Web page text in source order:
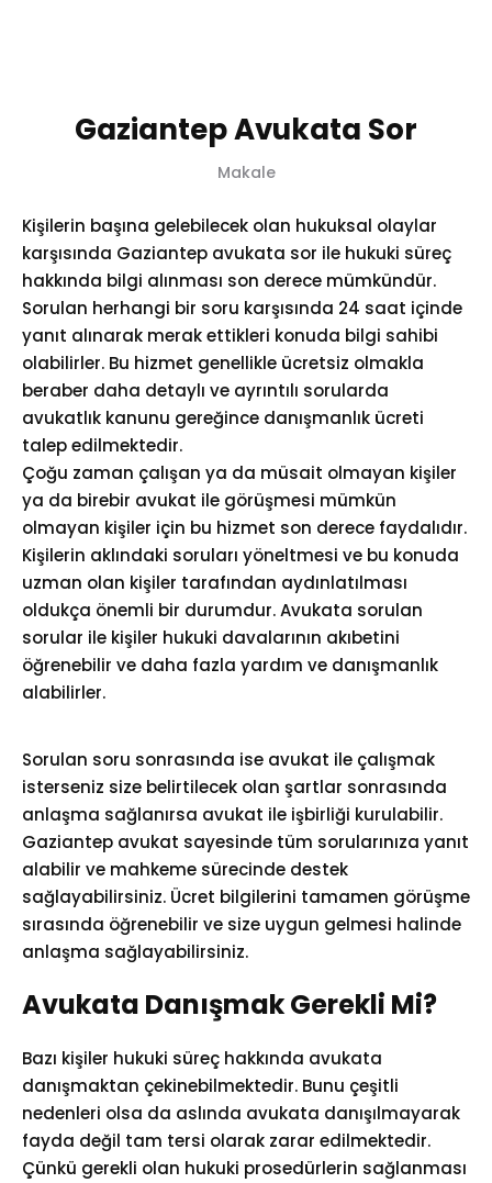
Gaziantep Avukata Sor
Makale
Kişilerin başına gelebilecek olan hukuksal olaylar
karşısında Gaziantep avukata sor ile hukuki süreç
hakkında bilgi alınması son derece mümkündür.
Sorulan herhangi bir soru karşısında 24 saat içinde
yanıt alınarak merak ettikleri konuda bilgi sahibi
olabilirler. Bu hizmet genellikle ücretsiz olmakla
beraber daha detaylı ve ayrıntılı sorularda
avukatlık kanunu gereğince danışmanlık ücreti
talep edilmektedir.
Çoğu zaman çalışan ya da müsait olmayan kişiler
ya da birebir avukat ile görüşmesi mümkün
olmayan kişiler için bu hizmet son derece faydalıdır.
Kişilerin aklındaki soruları yöneltmesi ve bu konuda
uzman olan kişiler tarafından aydınlatılması
oldukça önemli bir durumdur. Avukata sorulan
sorular ile kişiler hukuki davalarının akıbetini
öğrenebilir ve daha fazla yardım ve danışmanlık
alabilirler.
Sorulan soru sonrasında ise avukat ile çalışmak
isterseniz size belirtilecek olan şartlar sonrasında
anlaşma sağlanırsa avukat ile işbirliği kurulabilir.
Gaziantep avukat sayesinde tüm sorularınıza yanıt
alabilir ve mahkeme sürecinde destek
sağlayabilirsiniz. Ücret bilgilerini tamamen görüşme
sırasında öğrenebilir ve size uygun gelmesi halinde
anlaşma sağlayabilirsiniz.
Avukata Danışmak Gerekli Mi?
Bazı kişiler hukuki süreç hakkında avukata
danışmaktan çekinebilmektedir. Bunu çeşitli
nedenleri olsa da aslında avukata danışılmayarak
fayda değil tam tersi olarak zarar edilmektedir.
Çünkü gerekli olan hukuki prosedürlerin sağlanması